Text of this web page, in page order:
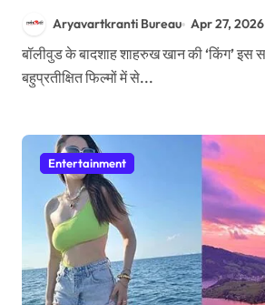
Aryavartkranti Bureau Apr 27, 2026
बॉलीवुड के बादशाह शाहरुख खान की ‘किंग’ इस साल की सबसे
बहुप्रतीक्षित फिल्मों में से...
Entertainment